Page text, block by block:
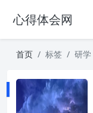
心得体会网
首页 标签 研学